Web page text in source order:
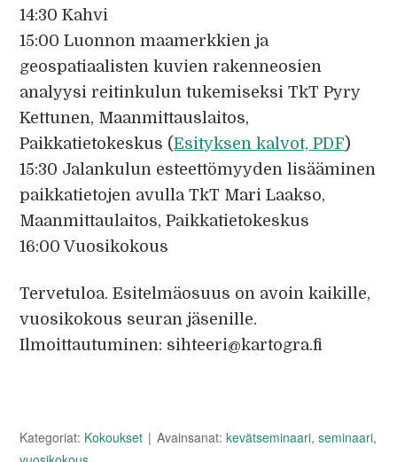
14:30 Kahvi
15:00 Luonnon maamerkkien ja
geospatiaalisten kuvien rakenneosien
analyysi reitinkulun tukemiseksi TkT Pyry
Kettunen, Maanmittauslaitos,
Paikkatietokeskus (Esityksen kalvot, PDF)
15:30 Jalankulun esteettömyyden lisääminen
paikkatietojen avulla TkT Mari Laakso,
Maanmittaulaitos, Paikkatietokeskus
16:00 Vuosikokous
Tervetuloa. Esitelmäosuus on avoin kaikille,
vuosikokous seuran jäsenille.
Ilmoittautuminen: sihteeri@kartogra.fi
Kategoriat: Kokoukset Avainsanat:kevätseminaari,seminaari,